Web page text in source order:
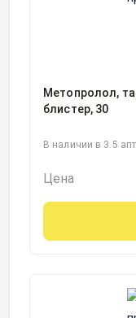
Метопролол,
блистер, 30
В наличии в 3.5
Цена